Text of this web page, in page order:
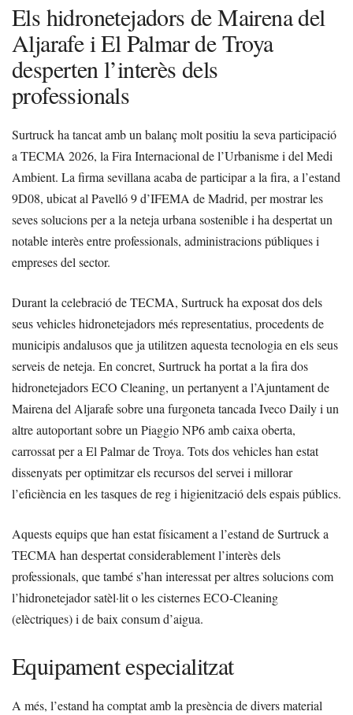
Els hidronetejadors de Mairena del
Aljarafe i El Palmar de Troya
desperten l’interès dels
professionals
Surtruck ha tancat amb un balanç molt positiu la seva participació
a TECMA 2026, la Fira Internacional de l’Urbanisme i del Medi
Ambient. La firma sevillana acaba de participar a la fira, a l’estand
9D08, ubicat al Pavelló 9 d’IFEMA de Madrid, per mostrar les
seves solucions per a la neteja urbana sostenible i ha despertat un
notable interès entre professionals, administracions públiques i
empreses del sector.
Durant la celebració de TECMA, Surtruck ha exposat dos dels
seus vehicles hidronetejadors més representatius, procedents de
municipis andalusos que ja utilitzen aquesta tecnologia en els seus
serveis de neteja. En concret, Surtruck ha portat a la fira dos
hidronetejadors ECO Cleaning, un pertanyent a l’Ajuntament de
Mairena del Aljarafe sobre una furgoneta tancada Iveco Daily i un
altre autoportant sobre un Piaggio NP6 amb caixa oberta,
carrossat per a El Palmar de Troya. Tots dos vehicles han estat
dissenyats per optimitzar els recursos del servei i millorar
l’eficiència en les tasques de reg i higienització dels espais públics.
Aquests equips que han estat físicament a l’estand de Surtruck a
TECMA han despertat considerablement l’interès dels
professionals, que també s’han interessat per altres solucions com
l’hidronetejador satèl·lit o les cisternes ECO-Cleaning
(elèctriques) i de baix consum d’aigua.
Equipament especialitzat
A més, l’estand ha comptat amb la presència de divers material